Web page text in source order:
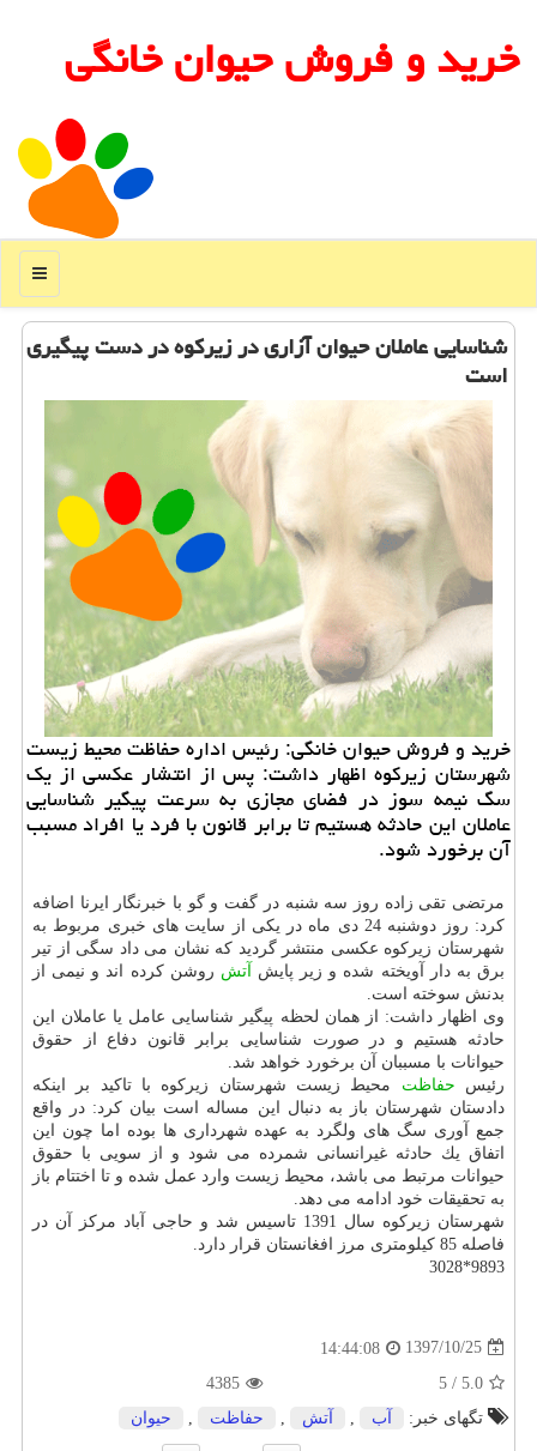
خرید و فروش حیوان خانگی
منو
شناسایی عاملان حیوان آزاری در زیركوه در دست پیگیری
است
خرید و فروش حیوان خانگی: رئیس اداره حفاظت محیط زیست
شهرستان زیركوه اظهار داشت: پس از انتشار عكسی از یك
سگ نیمه سوز در فضای مجازی به سرعت پیگیر شناسایی
عاملان این حادثه هستیم تا برابر قانون با فرد یا افراد مسبب
آن برخورد شود.
مرتضی تقی زاده روز سه شنبه در گفت و گو با خبرنگار ایرنا اضافه
كرد: روز دوشنبه 24 دی ماه در یكی از سایت های خبری مربوط به
شهرستان زیركوه عكسی منتشر گردید كه نشان می داد سگی از تیر
برق به دار آویخته شده و زیر پایش آتش روشن كرده اند و نیمی از
بدنش سوخته است.
وی اظهار داشت: از همان لحظه پیگیر شناسایی عامل یا عاملان این
حادثه هستیم و در صورت شناسایی برابر قانون دفاع از حقوق
حیوانات با مسببان آن برخورد خواهد شد.
رئیس حفاظت محیط زیست شهرستان زیركوه با تاكید بر اینكه
دادستان شهرستان باز به دنبال این مساله است بیان كرد: در واقع
جمع آوری سگ های ولگرد به عهده شهرداری ها بوده اما چون این
اتفاق یك حادثه غیرانسانی شمرده می شود و از سویی با حقوق
حیوانات مرتبط می باشد، محیط زیست وارد عمل شده و تا اختتام باز
به تحقیقات خود ادامه می دهد.
شهرستان زیركوه سال 1391 تاسیس شد و حاجی آباد مركز آن در
فاصله 85 كیلومتری مرز افغانستان قرار دارد.
9893*3028
1397/10/25
14:44:08
5.0
/
5
4385
تگهای خبر:
آب آتش حفاظت حیوان